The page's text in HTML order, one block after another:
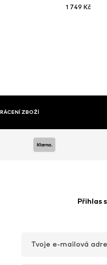
1 749 Kč
Přihlas
Tvoje e-mailová